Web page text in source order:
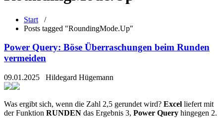
Start /
Posts tagged "RoundingMode.Up"
Power Query: Böse Überraschungen beim Runden
vermeiden
09.01.2025 Hildegard Hügemann
Was ergibt sich, wenn die Zahl 2,5 gerundet wird? Excel liefert mit
der Funktion RUNDEN das Ergebnis 3, Power Query hingegen 2.